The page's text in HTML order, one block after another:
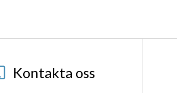
Kontakta oss